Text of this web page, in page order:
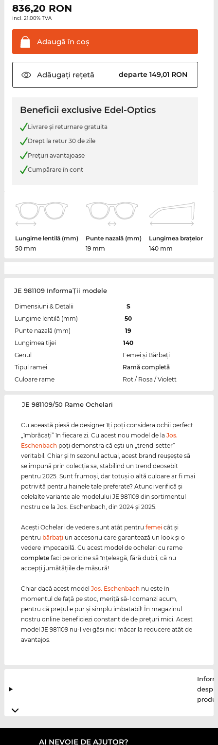
836,20 RON
incl. 21.00% TVA
Adaugă în coş
Adăugați rețetă departe 149,01 RON
Beneficii exclusive Edel-Optics
Livrare şi returnare gratuita
Drept la retur 30 de zile
Preţuri avantajoase
Cumpărare în cont
Lungime lentilă (mm)
50 mm
Punte nazală (mm)
19 mm
Lungimea brațelor
140 mm
JE 981109 InformaŢii modele
Dimensiuni & Detalii
S
Lungime lentilă (mm)
50
Punte nazală (mm)
19
Lungimea tijei
140
Genul
Femei şi Bărbaţi
Tipul ramei
Ramă completă
Culoare rame
Rot / Rosa / Violett
‌JE 981109/50 Rame Ochelari
Cu această piesă de designer îţi poţi considera ochii perfect
„îmbrăcaţi” în fiecare zi. Cu acest nou model de laJos.
Eschenbach poţi demonstra că eşti un „trend-setter“
veritabil. Chiar şi în sezonul actual, acest brand reuşeşte să
se impună prin colecţia sa, stabilind un trend deosebit
pentru 2025. Sunt frumoşi, dar totuşi o altă culoare ar fi mai
potrivită pentru hainele tale preferate? Atunci verifică şi
celelalte variante ale modelului JE 981109 din sortimentul
nostru de la Jos. Eschenbach, din 2024 şi 2025.
Aceşti Ochelari de vedere sunt atât pentrufemei cât şi
pentru bărbaţi un accesoriu care garantează un look şi o
vedere impecabilă. Cu acest model de ochelari cu rame
complete faci pe oricine să înţeleagă, fără dubii, că nu
accepţi jumătăţiile de măsură!
Chiar dacă acest modelJos. Eschenbach nu este în
momentul de faţă pe stoc, meriţă să-l comanzi acum,
pentru că preţul e pur şi simplu imbatabil! În magazinul
nostru online beneficiezi constant de de preţuri mici. Acest
model JE 981109 nu-l vei găsi nici măcar la reducere atât de
avantajos.
AI NEVOIE DE AJUTOR?